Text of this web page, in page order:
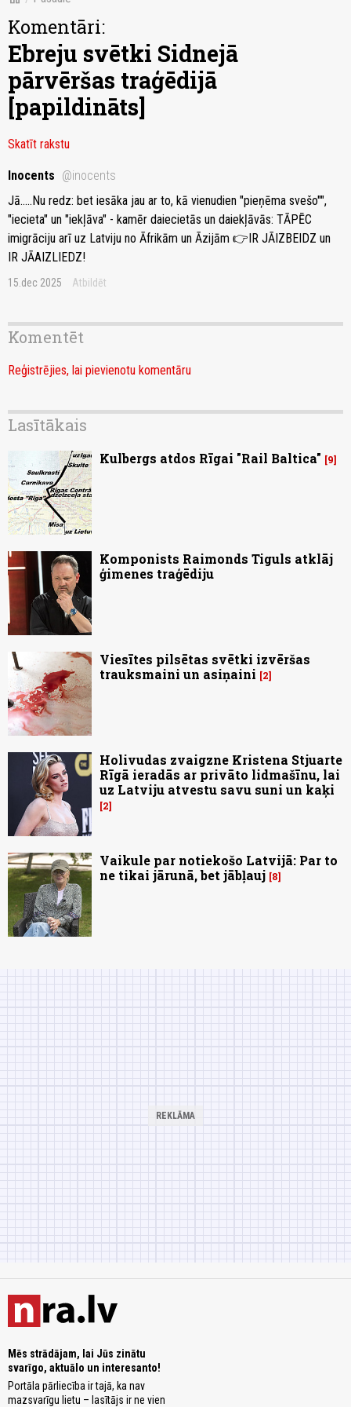
Komentāri:
Ebreju svētki Sidnejā
pārvēršas traģēdijā
[papildināts]
Skatīt rakstu
Inocents @inocents
Jā.....Nu redz: bet iesāka jau ar to, kā vienudien "pieņēma svešo"",
"iecieta" un "iekļāva" - kamēr daiecietās un daiekļāvās: TĀPĒC
imigrāciju arī uz Latviju no Āfrikām un Āzijām 👉IR JĀIZBEIDZ un
IR JĀAIZLIEDZ!
15.dec 2025 Atbildēt
Komentēt
Reģistrējies, lai pievienotu komentāru
Lasītākais
Kulbergs atdos Rīgai "Rail Baltica" 9
Komponists Raimonds Tiguls atklāj
ģimenes traģēdiju
Viesītes pilsētas svētki izvēršas
trauksmaini un asiņaini
2
Holivudas zvaigzne Kristena Stjuarte
Rīgā ieradās ar privāto lidmašīnu, lai
uz Latviju atvestu savu suni un kaķi
2
Vaikule par notiekošo Latvijā: Par to
ne tikai jārunā, bet jābļauj 8
Mēs strādājam, lai Jūs zinātu
svarīgo, aktuālo un interesanto!
Portāla pārliecība ir tajā, ka nav
mazsvarīgu lietu – lasītājs ir ne vien